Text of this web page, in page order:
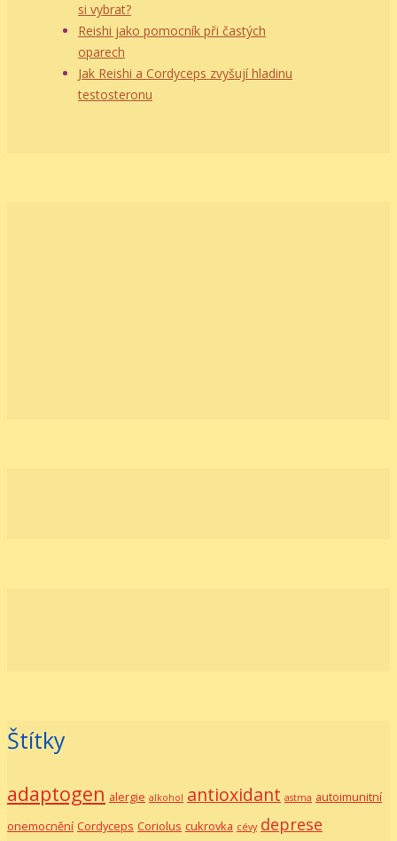
si vybrat?
Reishi jako pomocník při častých
oparech
Jak Reishi a Cordyceps zvyšují hladinu
testosteronu
Štítky
adaptogen alergie alkohol antioxidant astma autoimunitní
onemocnění Cordyceps Coriolus cukrovka cévy deprese